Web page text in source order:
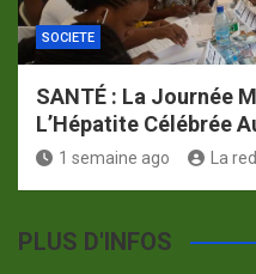
SOCIETE
SANTÉ : La Journée
L’Hépatite Célébrée
1 semaine ago La
PLUS D'INFOS